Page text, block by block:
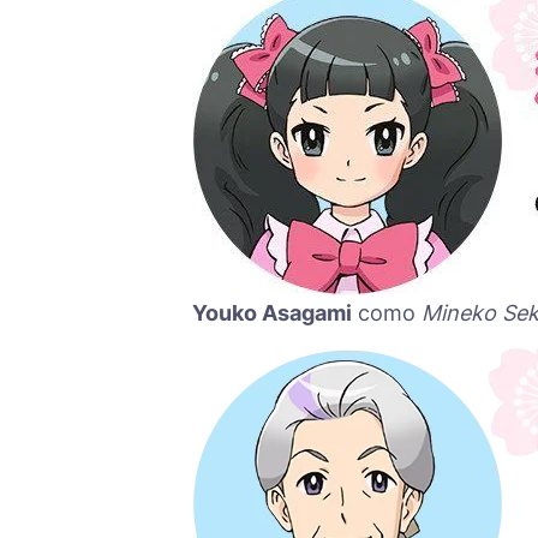
Youko Asagami como Mineko